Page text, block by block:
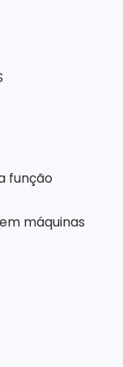
função
máquinas